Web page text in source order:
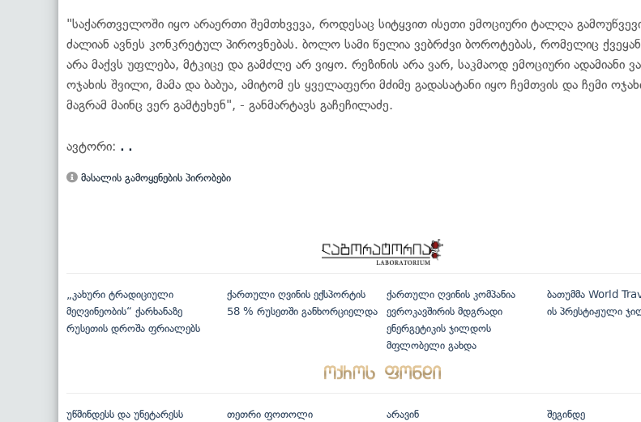
"საქართველოში იყო არაერთი შემთხვევა, როდესაც სიტყვით ისეთი ემოციური ტალღა
ძალიან ავნეს კონკრეტულ პიროვნებას. ბოლო სამი წელია ვებრძვი ბოროტებას, რომელიც
არა მაქვს უფლება, მტკიცე და გამძლე არ ვიყო. რეზინის არა ვარ, საკმაოდ ემოციური ადამიანი
ოჯახის შვილი, მამა და ბაბუა, ამიტომ ეს ყველაფერი მძიმე გადასატანი იყო ჩემთვის და ჩემი
მაგრამ მაინც ვერ გამტეხენ", - განმარტავს გაჩეჩილაძე.
ავტორი: . .
მასალის გამოყენების პირობები
„კახური ტრადიციული
მეღვინეობის“ ქარხანაზე
რუსეთის დროშა ფრიალებს
ქართული ღვინის ექსპორტის
58 % რუსეთში განხორციელდა
ქართული ღვინის კომპანია
ევროკავშირის მდგრადი
ენერგეტიკის ჯილდოს
მფლობელი გახდა
ბათუმმა World
ის პრესტიჟული
უწმინდესს და უნეტარესს თეთრი ფოთოლი არავინ შეგინდე